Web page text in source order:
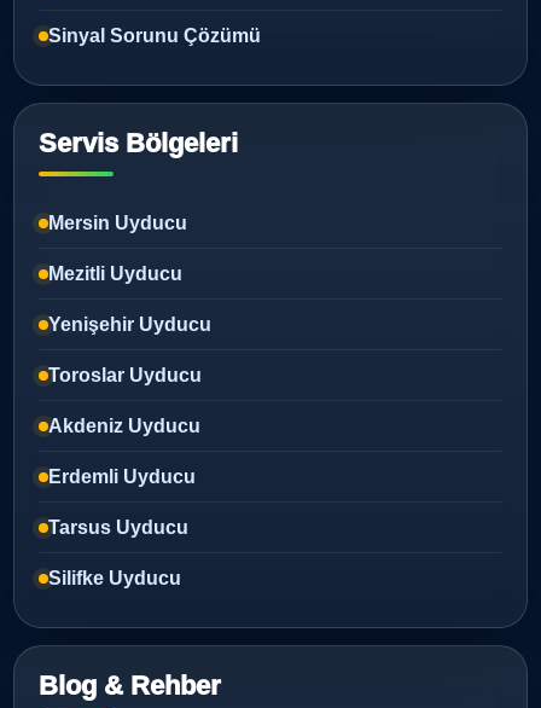
Sinyal Sorunu Çözümü
Servis Bölgeleri
Mersin Uyducu
Mezitli Uyducu
Yenişehir Uyducu
Toroslar Uyducu
Akdeniz Uyducu
Erdemli Uyducu
Tarsus Uyducu
Silifke Uyducu
Blog & Rehber